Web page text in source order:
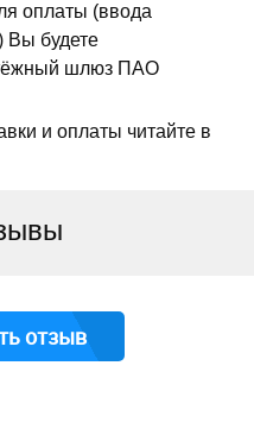
оплаты (ввода
Вы будете
шлюз ПАО
и оплаты читайте в
отзыв